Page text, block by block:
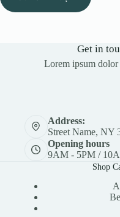
Get in
Lorem ipsum dolor
Address:
Street Name, NY
Opening hours
9AM - 5PM /
Shop